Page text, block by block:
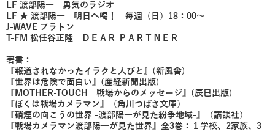
LF 渡部陽一 勇気のラジオ
LF ★ 渡部陽一 明日へ喝！ 毎週（日）18：00～
J-WAVE プラトン
T-FM 松任谷正隆 ＤＥＡＲ ＰＡＲＴＮＥＲ
著書：
『報道されなかったイラクと人びと』(新風舎)
『世界は危険で面白い』(産経新聞出版)
『MOTHER-TOUCH 戦場からのメッセージ』(辰巳出版)
『ぼくは戦場カメラマン』（角川つばさ文庫）
『硝煙の向こうの世界 -渡部陽一が見た紛争地域-』（講談社）
『戦場カメラマン渡部陽一が見た世界』全3巻：１学校、2家族、3